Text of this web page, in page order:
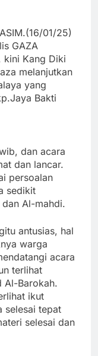
01/25)
GAZA
kini Kang Diki
melanjutkan
yang
Bakti
dan acara
dan lancar.
persoalan
sedikit
Al-mahdi.
antusias, hal
warga
acara
terlihat
Al-Barokah.
ikut
selesai tepat
selesai dan